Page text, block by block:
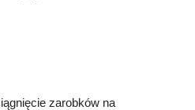
zarobków na